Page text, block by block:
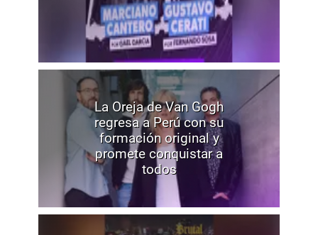
La Oreja de Van Gogh
regresa a Perú con su
formación original y
promete conquistar a
todos